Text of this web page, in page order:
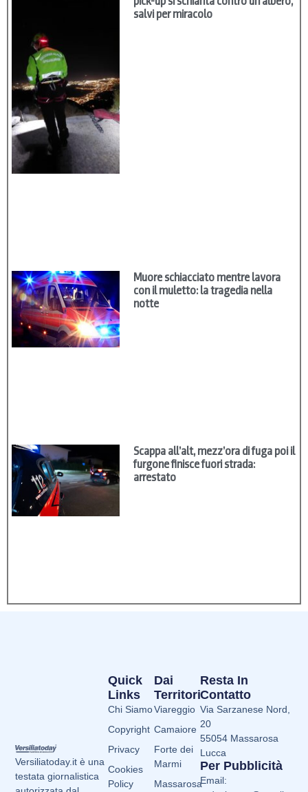
salvi per miracolo
Muore schiacciato mentre lavora
con il muletto: la tragedia nella
notte
Scappa all’alt, mezz’ora di fuga poi il
furgone finisce fuori strada:
arrestato
Versiliatoday.it è una
testata giornalistica
Dai
Territori
Viareggio
Camaiore
Forte dei
Marmi
Massarosa
Quick
Links
Chi Siamo
Copyright
Privacy
Cookies
Policy
Resta In
Contatto
Via Sarzanese Nord,
20
55054 Massarosa
Lucca
Per Pubblicità
Email: